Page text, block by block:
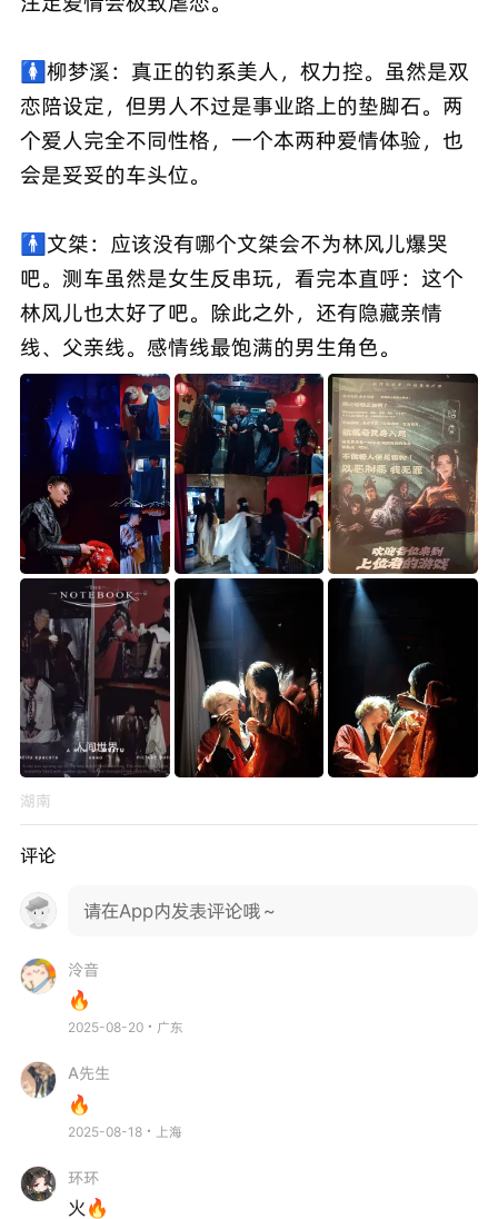
🚺柳梦溪：真正的钓系美人，权力控。虽然是双
恋陪设定，但男人不过是事业路上的垫脚石。两
个爱人完全不同性格，一个本两种爱情体验，也
会是妥妥的车头位。
🚹文桀：应该没有哪个文桀会不为林风儿爆哭
吧。测车虽然是女生反串玩，看完本直呼：这个
林风儿也太好了吧。除此之外，还有隐藏亲情
线、父亲线。感情线最饱满的男生角色。
湖南
评论
请在App内发表评论哦～
泠音
🔥
2025-08-20・广东
A先生
🔥
2025-08-18・上海
环环
火🔥